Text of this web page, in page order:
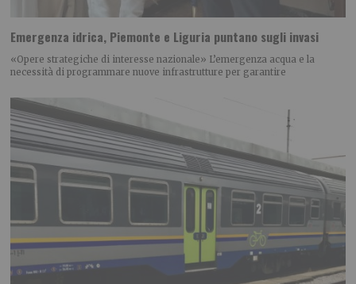
Emergenza idrica, Piemonte e Liguria puntano sugli invasi
«Opere strategiche di interesse nazionale» L’emergenza acqua e la
necessità di programmare nuove infrastrutture per garantire